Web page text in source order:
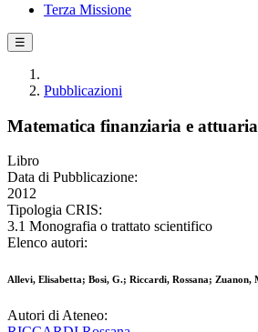
Terza Missione
☰
Pubblicazioni
Matematica finanziaria e
Libro
Data di Pubblicazione:
2012
Tipologia CRIS:
3.1 Monografia o trattato scientifico
Elenco autori:
Allevi, Elisabetta; Bosi, G.; Riccardi, Rossana; Zuanon,
Autori di Ateneo: